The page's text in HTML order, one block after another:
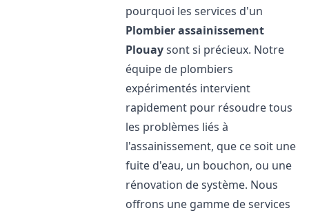
pourquoi les services d'un
Plombier assainissement
Plouaysont si précieux. Notre
équipe de plombiers
expérimentés intervient
rapidement pour résoudre tous
les problèmes liés à
l'assainissement, que ce soit une
fuite d'eau, un bouchon, ou une
rénovation de système. Nous
offrons une gamme de services